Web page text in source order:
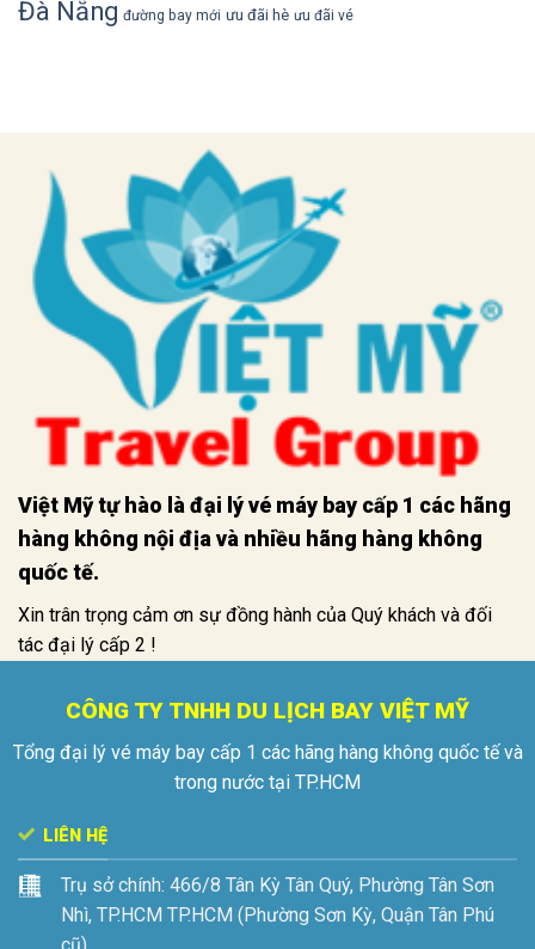
Đà Nẵng đường bay mới ưu đãi hè ưu đãi vé
Việt Mỹ tự hào là đại lý vé máy bay cấp 1 các hãng
hàng không nội địa và nhiều hãng hàng không
quốc tế.
Xin trân trọng cảm ơn sự đồng hành của Quý khách và đối
tác đại lý cấp 2 !
CÔNG TY TNHH DU LỊCH BAY VIỆT MỸ
Tổng đại lý vé máy bay cấp 1 các hãng hàng không quốc tế và
trong nước tại TP.HCM
LIÊN HỆ
Trụ sở chính: 466/8 Tân Kỳ Tân Quý, Phường Tân Sơn
Nhì, TP.HCM TP.HCM (Phường Sơn Kỳ, Quận Tân Phú